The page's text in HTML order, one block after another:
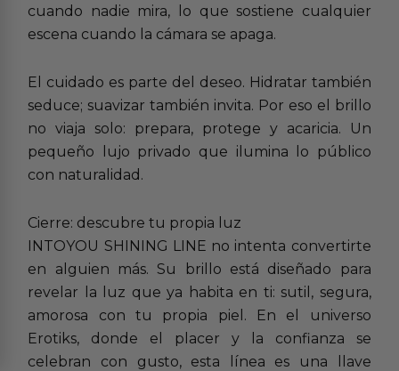
cuando nadie mira, lo que sostiene cualquier
escena cuando la cámara se apaga.
El cuidado es parte del deseo. Hidratar también
seduce; suavizar también invita. Por eso el brillo
no viaja solo: prepara, protege y acaricia. Un
pequeño lujo privado que ilumina lo público
con naturalidad.
Cierre: descubre tu propia luz
INTOYOU SHINING LINE no intenta convertirte
en alguien más. Su brillo está diseñado para
revelar la luz que ya habita en ti: sutil, segura,
amorosa con tu propia piel. En el universo
Erotiks, donde el placer y la confianza se
celebran con gusto, esta línea es una llave